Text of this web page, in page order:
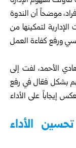
موضحاً أن الندوة
لتمكينها من
ورفع كفاءة العمل
الأحمد، لفت إلى
بشكل فعّال في رفع
إيجاباً على الأداء
الأداء